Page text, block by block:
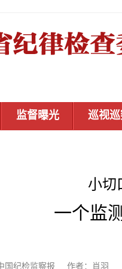
监督曝光 巡视
小切
一个监
国纪检监察报 作者：肖羽